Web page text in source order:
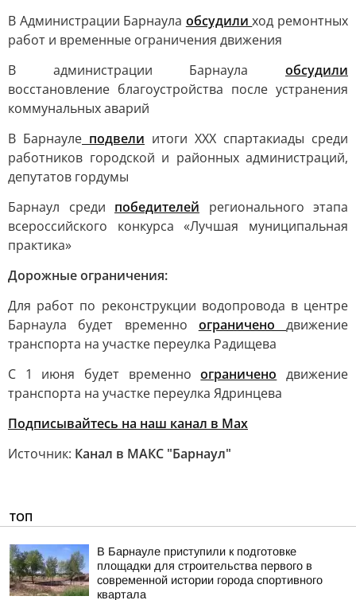
В Администрации Барнаула обсудилиход ремонтных
работ и временные ограничения движения
В администрации Барнаула обсудили
восстановление благоустройства после устранения
коммунальных аварий
В Барнауле подвели итоги XXX спартакиады среди
работников городской и районных администраций,
депутатов гордумы
Барнаул среди победителей регионального этапа
всероссийского конкурса «Лучшая муниципальная
практика»
Дорожные ограничения:
Для работ по реконструкции водопровода в центре
Барнаула будет временно ограничено движение
транспорта на участке переулка Радищева
С 1 июня будет временноограничено движение
транспорта на участке переулка Ядринцева
Подписывайтесь на наш канал в Max
Источник: Канал в МАКС "Барнаул"
ТОП
В Барнауле приступили к подготовке
площадки для строительства первого в
современной истории города спортивного
квартала